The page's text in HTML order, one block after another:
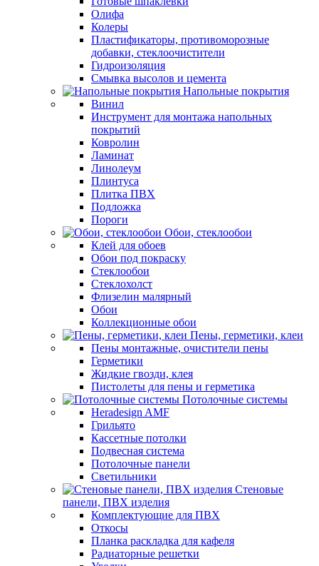
Олифа
Колеры
Пластификаторы, противоморозные
добавки, стеклоочистители
Гидроизоляция
Смывка высолов и цемента
Напольные покрытия
Винил
Инструмент для монтажа напольных
покрытий
Ковролин
Ламинат
Линолеум
Плинтуса
Плитка ПВХ
Подложка
Пороги
Обои, стеклообои
Клей для обоев
Обои под покраску
Стеклообои
Стеклохолст
Флизелин малярный
Обои
Коллекционные обои
Пены, герметики, клеи
Пены монтажные, очистители пены
Герметики
Жидкие гвозди, клея
Пистолеты для пены и герметика
Потолочные системы
Heradesign AMF
Грильято
Кассетные потолки
Подвесная система
Потолочные панели
Светильники
Стеновые
панели, ПВХ изделия
Комплектующие для ПВХ
Откосы
Планка раскладка для кафеля
Радиаторные решетки